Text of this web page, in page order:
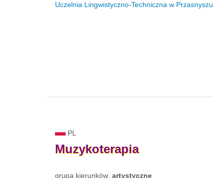
Uczelnia Lingwistyczno-Techniczna w Przasnyszu
PL
Muzykoterapia
grupa kierunków: artystyczne